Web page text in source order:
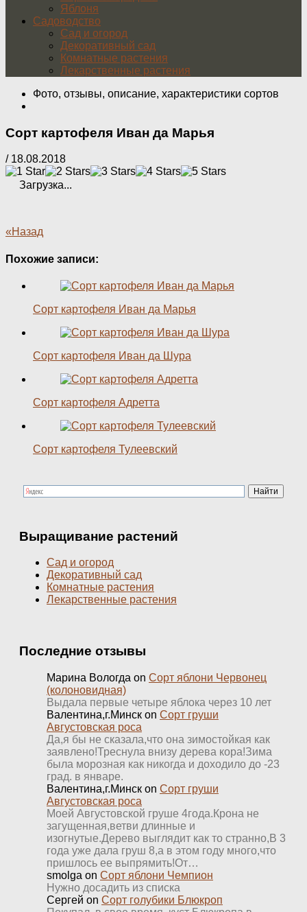
Яблоня
Садоводство
Сад и огород
Декоративный сад
Комнатные растения
Лекарственные растения
Фото, отзывы, описание, характеристики сортов
Сорт картофеля Иван да Марья
/ 18.08.2018
Загрузка...
«Назад
Похожие записи:
Сорт картофеля Иван да Марья
Сорт картофеля Иван да Шура
Сорт картофеля Адретта
Сорт картофеля Тулеевский
Выращивание растений
Сад и огород
Декоративный сад
Комнатные растения
Лекарственные растения
Последние отзывы
Марина Вологда on Сорт яблони Червонец
(колоновидная)
Выдала первые четыре яблока через 10 лет
Валентина,г.Минск on Сорт груши
Августовская роса
Да,я бы не сказала,что она зимостойкая как
заявлено!Треснула внизу дерева кора!Зима
была морозная как никогда и доходило до -23
град. в январе.
Валентина,г.Минск on Сорт груши
Августовская роса
Моей Августовской груше 4года.Крона не
загущенная,ветви длинные и
изогнутые.Дерево выглядит как то странно,В 3
года уже дала груш 8,а в этом году много,что
пришлось ее выпрямить!От…
smolga on Сорт яблони Чемпион
Нужно досадить из списка
Сергей on Сорт голубики Блюкроп